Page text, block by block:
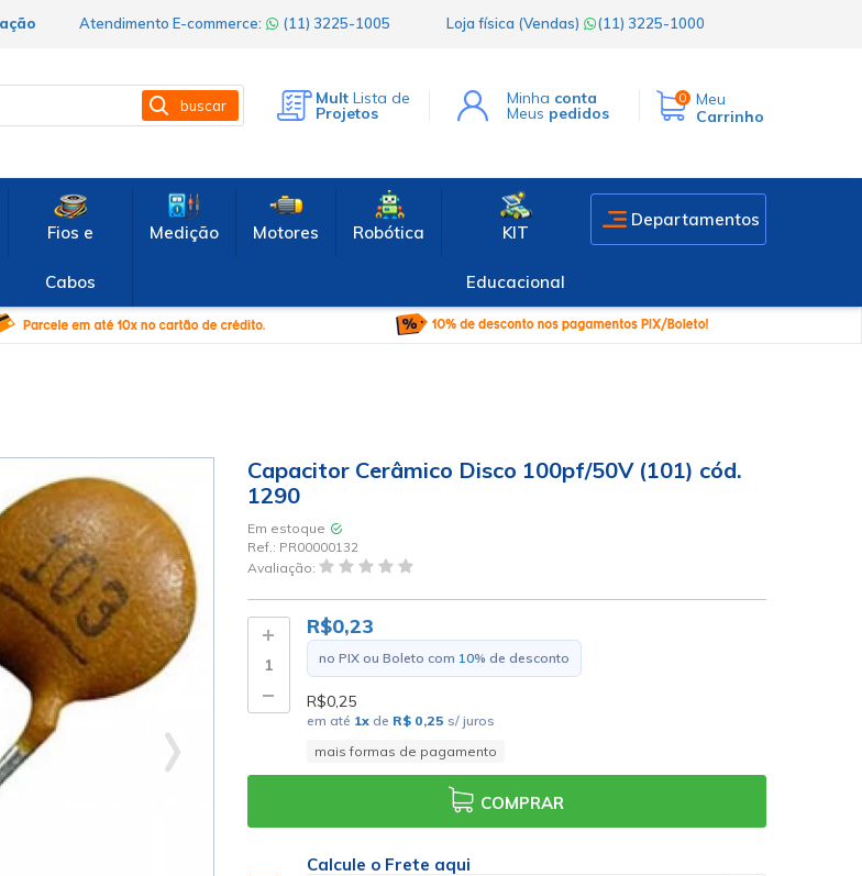
Atendimento E-commerce: (11) 3225-1005 Loja física (Vendas) (11) 3225-1000
buscar Mult Lista de
Projetos
Minha conta
Meus pedidos
0
Meu
Carrinho
Fios e
Cabos
Medição Motores Robótica KIT
Educacional
Departamentos
Capacitor Cerâmico Disco 100pf/50V (101) cód.
1290
Em estoque
Ref.: PR00000132
Avaliação:
R$0,23
no PIX ou Boleto com 10% de desconto
R$0,25
em até 1xde R$ 0,25 s/ juros
mais formas de pagamento
COMPRAR
Calcule o Frete aqui